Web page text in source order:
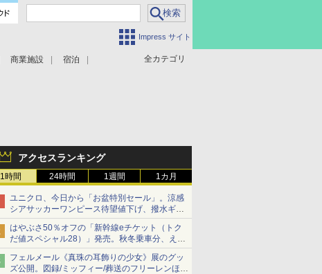
Impress サイト
全カテゴリ
商業施設 宿泊
アクセスランキング
1時間 24時間 1週間 1カ月
ユニクロ、今日から「お盆特別セール」。涼感
シアサッカーワンピース待望値下げ、撥水ギア
ショーツは1990円に
はやぶさ50％オフの「新幹線eチケット（トク
だ値スペシャル28）」発売。秋冬乗車分、えき
ねっと限定
フェルメール《真珠の耳飾りの少女》展のグッ
ズ公開。図録/ミッフィー/葬送のフリーレンほ